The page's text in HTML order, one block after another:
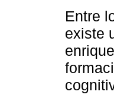
Entre
existe